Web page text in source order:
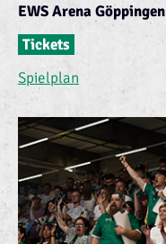
EWS Arena Göppingen
Tickets
Spielplan